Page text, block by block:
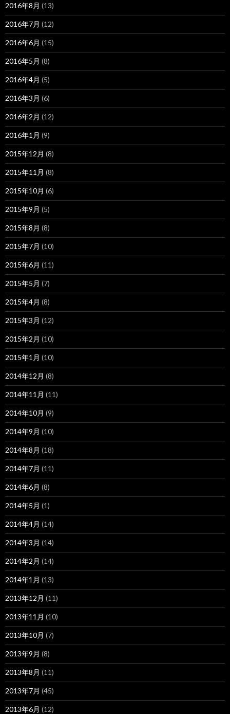
2016年8月 (13)
2016年7月 (12)
2016年6月 (15)
2016年5月 (8)
2016年4月 (5)
2016年3月 (6)
2016年2月 (12)
2016年1月 (9)
2015年12月 (8)
2015年11月 (8)
2015年10月 (6)
2015年9月 (5)
2015年8月 (8)
2015年7月 (10)
2015年6月 (11)
2015年5月 (7)
2015年4月 (8)
2015年3月 (12)
2015年2月 (10)
2015年1月 (10)
2014年12月 (8)
2014年11月 (11)
2014年10月 (9)
2014年9月 (10)
2014年8月 (18)
2014年7月 (11)
2014年6月 (8)
2014年5月 (1)
2014年4月 (14)
2014年3月 (14)
2014年2月 (14)
2014年1月 (13)
2013年12月 (11)
2013年11月 (10)
2013年10月 (7)
2013年9月 (8)
2013年8月 (11)
2013年7月 (45)
2013年6月 (12)